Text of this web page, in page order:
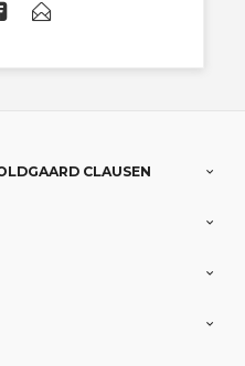
CLAUSEN